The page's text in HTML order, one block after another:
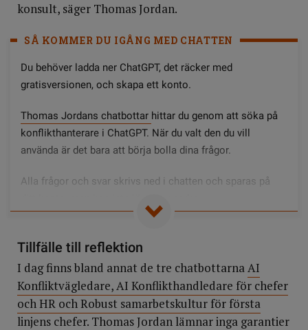
konsult, säger Thomas Jordan.
SÅ KOMMER DU IGÅNG MED CHATTEN
Du behöver ladda ner ChatGPT, det räcker med
gratisversionen, och skapa ett konto.
Thomas Jordans chatbottar hittar du genom att söka på
konflikthanterare i ChatGPT. När du valt den du vill
använda är det bara att börja bolla dina frågor.
Alla frågor och svar skrivs ned i chatten och sparas på
Tillfälle till reflektion
I dag finns bland annat de tre chatbottarnaAI
Konfliktvägledare, AI Konflikthandledare för chefer
och HR och Robust samarbetskultur för första
linjens chefer. Thomas Jordan lämnar inga garantier